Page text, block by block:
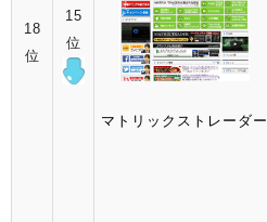
18
位
15
位
マトリックストレーダー